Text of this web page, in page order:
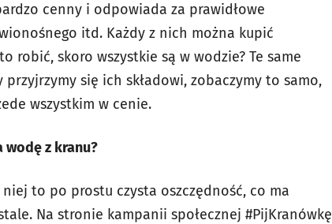
cenny i odpowiada za prawidłowe
itd. Każdy z nich można kupić
skoro wszystkie są w wodzie? Te same
się ich składowi, zobaczymy to samo,
wszystkim w cenie.
wodę z kranu?
to po prostu czysta oszczędność, co ma
Na stronie kampanii społecznej #PijKranówkę